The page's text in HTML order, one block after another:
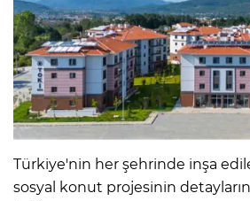
Türkiye'nin her şehrinde inşa
sosyal konut projesinin